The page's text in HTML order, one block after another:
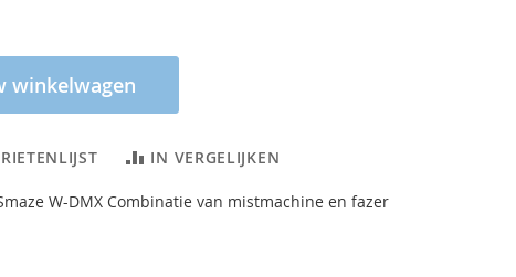
winkelwagen
IN VERGELIJKEN
W-DMX Combinatie van mistmachine en fazer